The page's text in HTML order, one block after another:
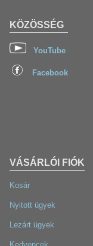
VÁSÁRLÓI FIÓK
Kosár
Nyitott ügyek
Lezárt ügyek
KÖZÖSSÉG
YouTube
Facebook